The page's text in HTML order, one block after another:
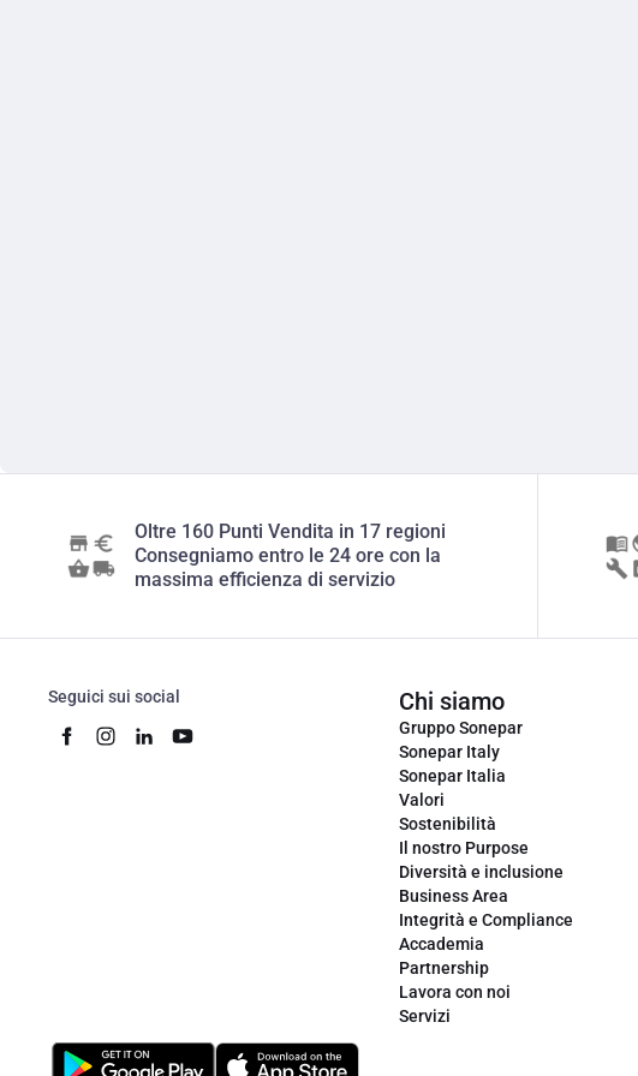
Oltre 160 Punti Vendita in 17 regioni
Consegniamo entro le 24 ore con la
massima efficienza di servizio
Seguici sui social Chi siamo
Gruppo Sonepar
Sonepar Italy
Sonepar Italia
Valori
Sostenibilità
Il nostro Purpose
Diversità e inclusione
Business Area
Integrità e Compliance
Accademia
Partnership
Lavora con noi
Servizi